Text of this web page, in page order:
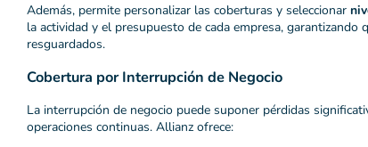
Además, permite personalizar las coberturas y seleccionar
la actividad y el presupuesto de cada empresa,
resguardados.
Cobertura por Interrupción de Negocio
La interrupción de negocio puede suponer pérdidas
operaciones continuas. Allianz ofrece: